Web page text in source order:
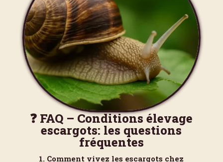
❓ FAQ – Conditions élevage
escargots: les questions
fréquentes
1. Comment vivez les escargots chez